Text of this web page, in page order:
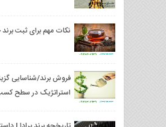
نکات مهم برای ثبت
فروش برند/شناسایی
استراتژیک در سطح